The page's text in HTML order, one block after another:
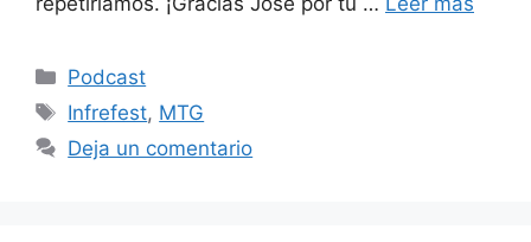
Categorías
Podcast
Etiquetas
Infrefest, MTG
Deja un comentario